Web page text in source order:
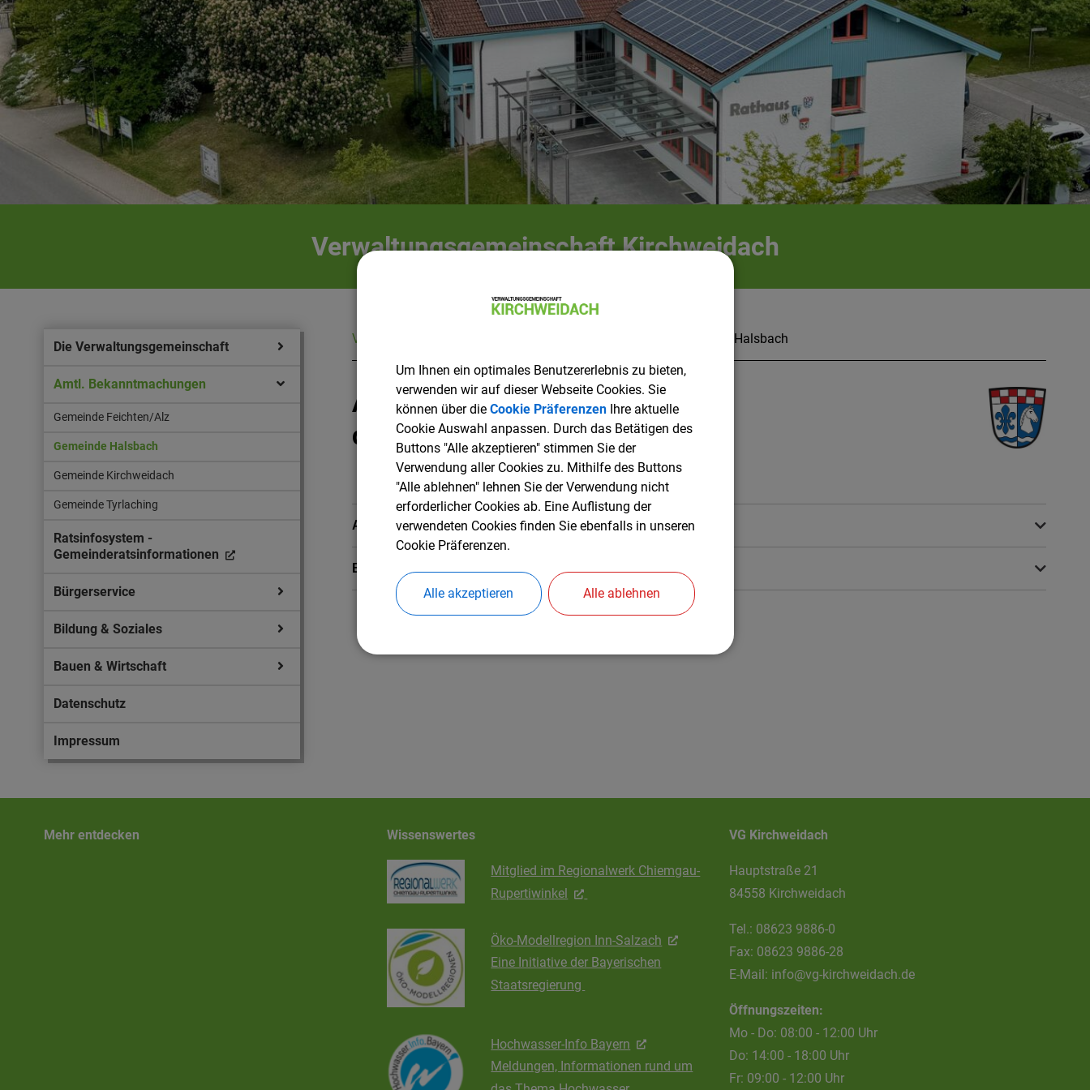
Verwaltungsgemeinschaft Kirchweidach
Die Verwaltungsgemeinschaft
Amtl. Bekanntmachungen
Gemeinde Feichten/Alz
Gemeinde Halsbach
Gemeinde Kirchweidach
Gemeinde Tyrlaching
Ratsinfosystem -
Gemeinderatsinformationen
Bürgerservice
Bildung & Soziales
Bauen & Wirtschaft
Datenschutz
Impressum
VG Kirchweidach Gemeinde Halsbach
Amtliche Bekanntmachungen
der Gemeinde Halsbach
Amtliche Bekanntmachungen
Bekanntmachungen der Bauleitplanung
Mehr entdecken Wissenswertes
Mitglied im Regionalwerk Chiemgau-
Rupertiwinkel
Öko-Modellregion Inn-Salzach
Eine Initiative der Bayerischen
Staatsregierung
Hochwasser-Info Bayern
Meldungen, Informationen rund um
VG Kirchweidach
Hauptstraße 21
84558 Kirchweidach
Tel.: 08623 9886-0
Fax: 08623 9886-28
E-Mail: info@vg-kirchweidach.de
Öffnungszeiten:
Mo - Do: 08:00 - 12:00 Uhr
Do: 14:00 - 18:00 Uhr
Fr: 09:00 - 12:00 Uhr
Um Ihnen ein optimales Benutzererlebnis zu bieten,
verwenden wir auf dieser Webseite Cookies. Sie
können über die Cookie PräferenzenIhre aktuelle
Cookie Auswahl anpassen. Durch das Betätigen des
Buttons "Alle akzeptieren" stimmen Sie der
Verwendung aller Cookies zu. Mithilfe des Buttons
"Alle ablehnen" lehnen Sie der Verwendung nicht
erforderlicher Cookies ab. Eine Auflistung der
verwendeten Cookies finden Sie ebenfalls in unseren
Cookie Präferenzen.
Alle akzeptieren Alle ablehnen